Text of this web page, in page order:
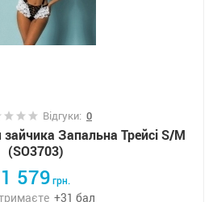
Відгуки: 0
Запальна Трейсі S/M
(SO3703)
1 579грн.
+31 бал